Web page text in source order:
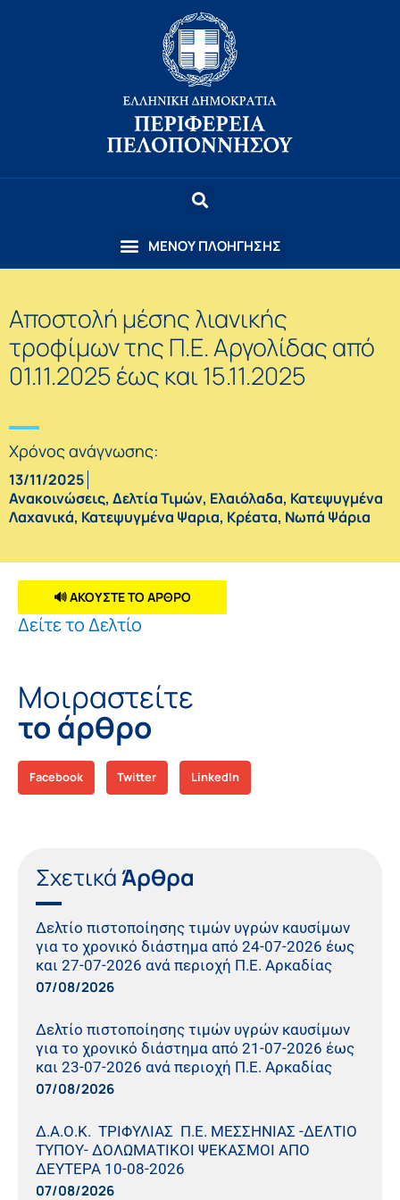
Αποστολή μέσης λιανικής
τροφίμων της Π.Ε. Αργολίδας από
01.11.2025 έως και 15.11.2025
Χρόνος ανάγνωσης:
13/11/2025
Ανακοινώσεις, Δελτία Τιμών, Ελαιόλαδα, Κατεψυγμένα
Λαχανικά, Κατεψυγμένα Ψαρια, Κρέατα, Νωπά Ψάρια
🔊 ΑΚΟΥΣΤΕ ΤΟ ΑΡΘΡΟ
Δείτε το Δελτίο
Μοιραστείτε
το άρθρο
Facebook Twitter LinkedIn
Σχετικά Άρθρα
Δελτίο πιστοποίησης τιμών υγρών καυσίμων
για το χρονικό διάστημα από 24-07-2026 έως
και 27-07-2026 ανά περιοχή Π.Ε. Αρκαδίας
07/08/2026
Δελτίο πιστοποίησης τιμών υγρών καυσίμων
για το χρονικό διάστημα από 21-07-2026 έως
και 23-07-2026 ανά περιοχή Π.Ε. Αρκαδίας
07/08/2026
Δ.Α.Ο.Κ. ΤΡΙΦΥΛΙΑΣ Π.Ε. ΜΕΣΣΗΝΙΑΣ -ΔΕΛΤΙΟ
ΤΥΠΟΥ- ΔΟΛΩΜΑΤΙΚΟΙ ΨΕΚΑΣΜΟΙ ΑΠΟ
ΔΕΥΤΕΡΑ 10-08-2026
07/08/2026